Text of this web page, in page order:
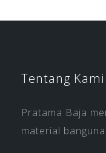
Tentang Kami
Pratama Baja
material